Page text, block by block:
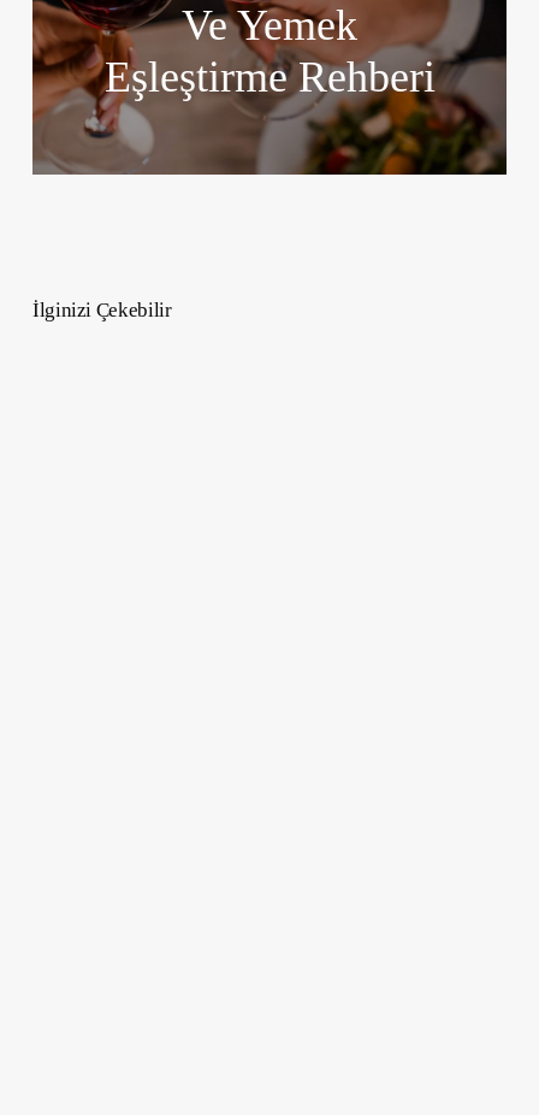
Ve Yemek
Eşleştirme Rehberi
İlginizi Çekebilir